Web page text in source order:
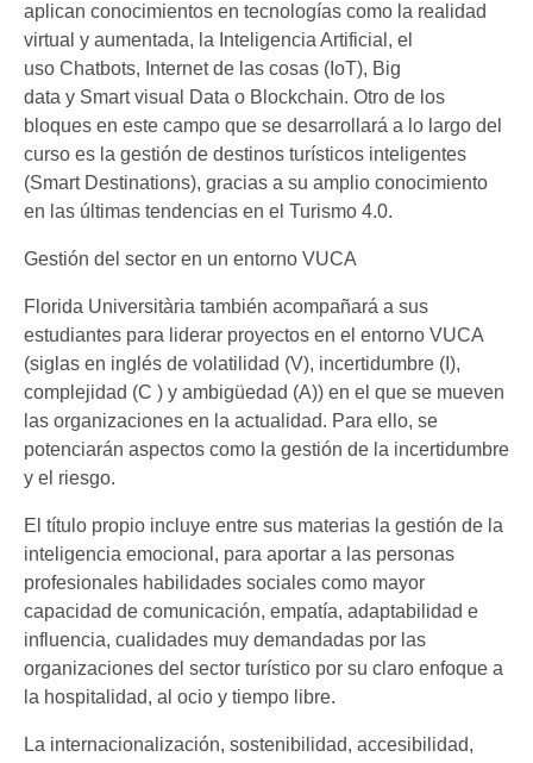
aplican conocimientos en tecnologías como la realidad
virtual y aumentada, la Inteligencia Artificial, el
uso Chatbots, Internet de las cosas (IoT), Big
data y Smart visual Data o Blockchain. Otro de los
bloques en este campo que se desarrollará a lo largo del
curso es la gestión de destinos turísticos inteligentes
(Smart Destinations), gracias a su amplio conocimiento
en las últimas tendencias en el Turismo 4.0.
Gestión del sector en un entorno VUCA
Florida Universitària también acompañará a sus
estudiantes para liderar proyectos en el entorno VUCA
(siglas en inglés de volatilidad (V), incertidumbre (I),
complejidad (C ) y ambigüedad (A)) en el que se mueven
las organizaciones en la actualidad. Para ello, se
potenciarán aspectos como la gestión de la incertidumbre
y el riesgo.
El título propio incluye entre sus materias la gestión de la
inteligencia emocional, para aportar a las personas
profesionales habilidades sociales como mayor
capacidad de comunicación, empatía, adaptabilidad e
influencia, cualidades muy demandadas por las
organizaciones del sector turístico por su claro enfoque a
la hospitalidad, al ocio y tiempo libre.
La internacionalización, sostenibilidad, accesibilidad,